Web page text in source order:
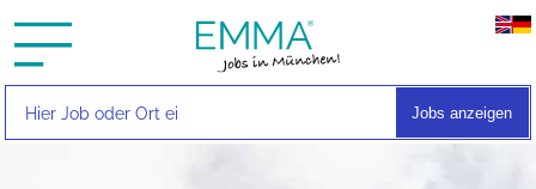
Jobs anzeigen